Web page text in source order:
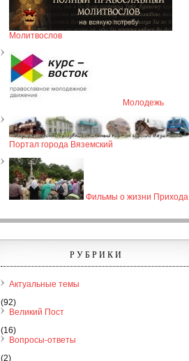
Молитвослов
Молодежь
Портал города Вяземский
Фильмы о жизни Прихода
РУБРИКИ
Актуальные темы
(92)
Великий Пост
(16)
Вопросы-ответы
(2)